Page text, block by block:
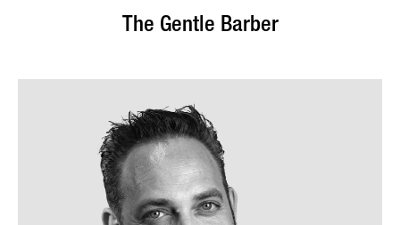
The Gentle Barber